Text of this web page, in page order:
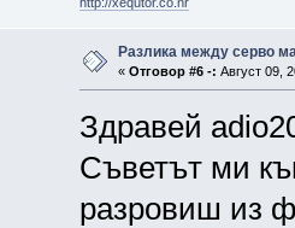
Разлика между серво
« Отговор #6 -: Август 09,
Здравей
Съветът ми
разровиш из